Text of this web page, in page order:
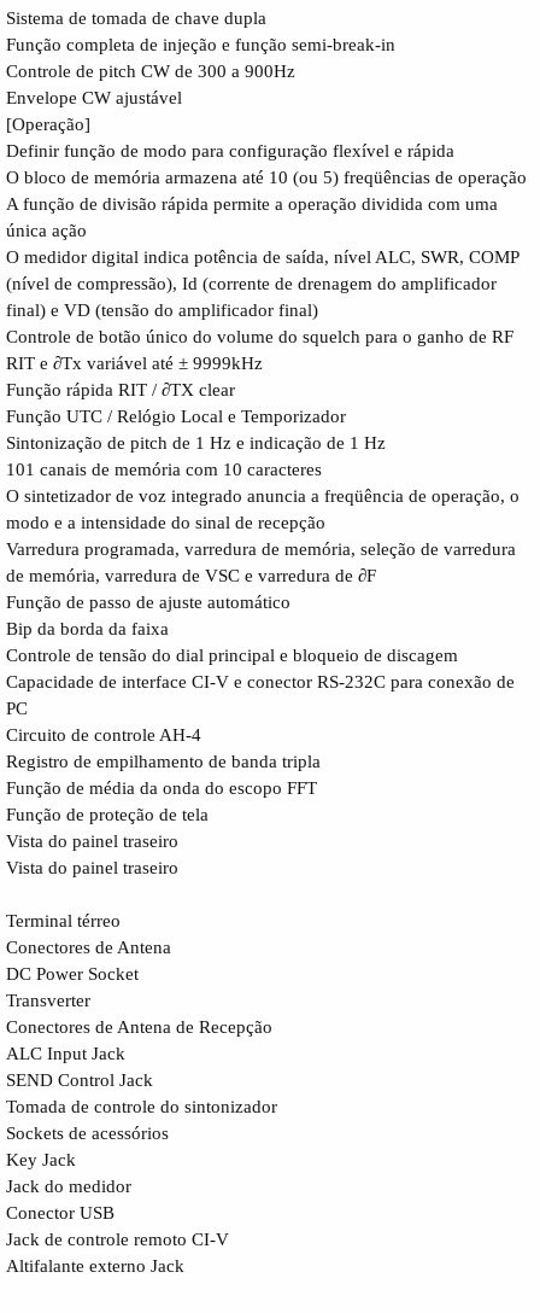
Sistema de tomada de chave dupla
Função completa de injeção e função semi-break-in
Controle de pitch CW de 300 a 900Hz
Envelope CW ajustável
[Operação]
Definir função de modo para configuração flexível e rápida
O bloco de memória armazena até 10 (ou 5) freqüências de operação
A função de divisão rápida permite a operação dividida com uma
única ação
O medidor digital indica potência de saída, nível ALC, SWR, COMP
(nível de compressão), Id (corrente de drenagem do amplificador
final) e VD (tensão do amplificador final)
Controle de botão único do volume do squelch para o ganho de RF
RIT e ∂Tx variável até ± 9999kHz
Função rápida RIT / ∂TX clear
Função UTC / Relógio Local e Temporizador
Sintonização de pitch de 1 Hz e indicação de 1 Hz
101 canais de memória com 10 caracteres
O sintetizador de voz integrado anuncia a freqüência de operação, o
modo e a intensidade do sinal de recepção
Varredura programada, varredura de memória, seleção de varredura
de memória, varredura de VSC e varredura de ∂F
Função de passo de ajuste automático
Bip da borda da faixa
Controle de tensão do dial principal e bloqueio de discagem
Capacidade de interface CI-V e conector RS-232C para conexão de
PC
Circuito de controle AH-4
Registro de empilhamento de banda tripla
Função de média da onda do escopo FFT
Função de proteção de tela
Vista do painel traseiro
Vista do painel traseiro
Terminal térreo
Conectores de Antena
DC Power Socket
Transverter
Conectores de Antena de Recepção
ALC Input Jack
SEND Control Jack
Tomada de controle do sintonizador
Sockets de acessórios
Key Jack
Jack do medidor
Conector USB
Jack de controle remoto CI-V
Altifalante externo Jack